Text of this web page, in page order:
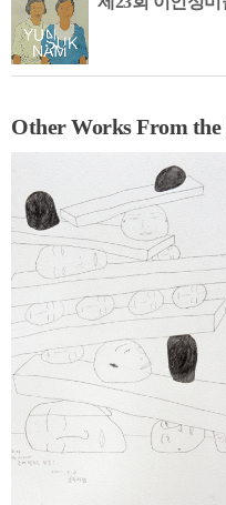
Other Works From the